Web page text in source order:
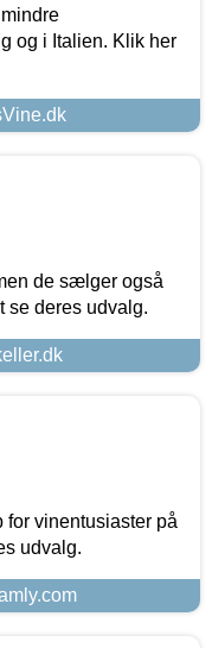
og i Italien. Klik her
de sælger også
se deres udvalg.
for vinentusiaster på
udvalg.